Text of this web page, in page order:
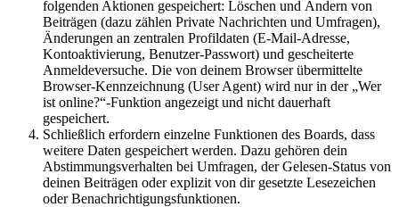
folgenden Aktionen gespeichert: Löschen und Ändern von
Beiträgen (dazu zählen Private Nachrichten und Umfragen),
Änderungen an zentralen Profildaten (E-Mail-Adresse,
Kontoaktivierung, Benutzer-Passwort) und gescheiterte
Anmeldeversuche. Die von deinem Browser übermittelte
Browser-Kennzeichnung (User Agent) wird nur in der „Wer
ist online?“-Funktion angezeigt und nicht dauerhaft
gespeichert.
Schließlich erfordern einzelne Funktionen des Boards, dass
weitere Daten gespeichert werden. Dazu gehören dein
Abstimmungsverhalten bei Umfragen, der Gelesen-Status von
deinen Beiträgen oder explizit von dir gesetzte Lesezeichen
oder Benachrichtigungsfunktionen.